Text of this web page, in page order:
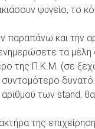
ψυγείο, το
παραπάνω και την
τα μέλη
της Π.Κ.Μ. (σε
δυνατό
των stand,
της